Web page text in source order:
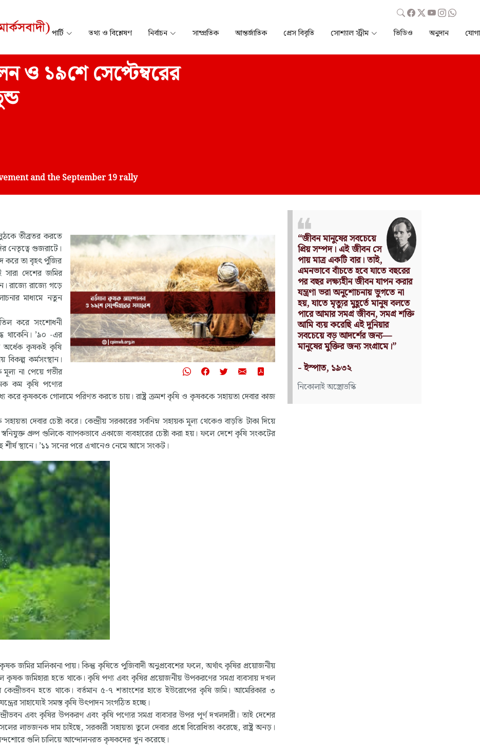
পার্টি তথ্য ও বিশ্লেষণ নির্বাচন সাম্প্রতিক আন্তর্জাতিক প্রেস বিবৃতি সোশ্যাল স্ট্রীম ভিডিও অনুদান
ও ১৯শে সেপ্টেম্বরের
and the September 19 rally
তীব্রতর করতে
নেতৃত্বে গুজরাটে।
করে তা বৃহৎ পুঁজির
দেশের জমির
রাজ্যে রাজ্যে গড়ে
মাধ্যমে নতুন
করে সংশোধনী
থাকেনি। ’৯০ -এর
অর্ধেক কৃষকই কৃষি
কর্মসংস্থান।
না পেয়ে গভীর
কম কৃষি পণ্যের
করে কৃষককে গোলামে পরিণত করতে চায়। রাষ্ট্র ক্রমশ কৃষি ও কৃষককে সহায়তা দেবার কাজ
দেবার চেষ্টা করে। কেন্দ্রীয় সরকারের সর্বনিম্ন সহায়ক মূল্য থেকেও বাড়তি টাকা দিয়ে
গ্রুপ গুলিকে ব্যাপকভাবে একাজে ব্যবহারের চেষ্টা করা হয়। ফলে দেশে কৃষি সংকটের
শীর্ষ স্থানে। ’১১ সনের পরে এখানেও নেমে আসে সংকট।
জমির মালিকানা পায়। কিন্তু কৃষিতে পুজিবাদী অনুপ্রবেশের ফলে, অর্থাৎ কৃষির প্রয়োজনীয়
কৃষক জমিহারা হতে থাকে। কৃষি পণ্য এবং কৃষির প্রয়োজনীয় উপকরণের সমগ্র ব্যবসায় দখল
হতে থাকে। বর্তমান ৫-৭ শতাংশের হাতে ইউরোপের কৃষি জমি। আমেরিকার ৩
সাহায্যেই সমস্ত কৃষি উৎপাদন সংগঠিত হচ্ছে।
এবং কৃষির উপকরণ এবং কৃষি পণ্যের সমগ্র ব্যবসার উপর পূর্ণ দখলদারী। তাই দেশের
দাম চাইছে, সরকারী সহায়তা তুলে দেবার প্রশ্নে বিরোধিতা করেছে, রাষ্ট্র অনড়।
মন্দশোরে গুলি চালিয়ে আন্দোলনরত কৃষকদের খুন করেছে।
Nothing can have value
without being an object of
utility.
Source: Das Kapital
(Volume I, Chapter 1)
কার্ল মার্কস